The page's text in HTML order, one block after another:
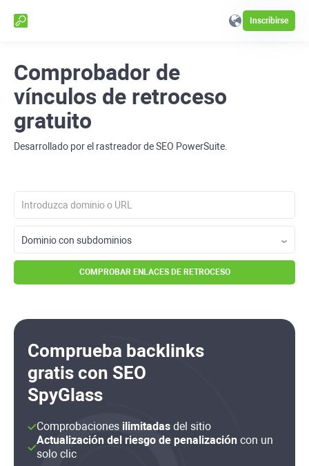
Inscribirse
Comprobador de
vínculos de retroceso
gratuito
Desarrollado por el rastreador de SEO PowerSuite.
COMPROBAR ENLACES DE RETROCESO
Comprueba backlinks
gratis con SEO
SpyGlass
Comprobaciones ilimitadas del sitio
Actualización del riesgo de penalización con un
solo clic